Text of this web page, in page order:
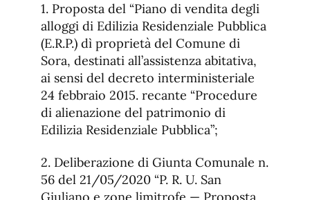
1. Proposta del “Piano di vendita degli
alloggi di Edilizia Residenziale Pubblica
(E.R.P.) dì proprietà del Comune di
Sora, destinati all’assistenza abitativa,
ai sensi del decreto interministeriale
24 febbraio 2015. recante “Procedure
di alienazione del patrimonio di
Edilizia Residenziale Pubblica”;
2. Deliberazione di Giunta Comunale n.
56 del 21/05/2020 “P. R. U. San